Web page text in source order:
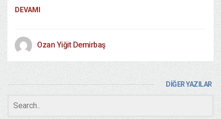
DEVAMI
Ozan Yiğit Demirbaş
DİĞER YAZILAR